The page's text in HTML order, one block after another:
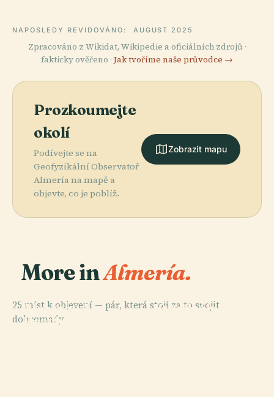
NAPOSLEDY REVIDOVÁNO: AUGUST 2025
Zpracováno z Wikidat, Wikipedie a oficiálních zdrojů ·
fakticky ověřeno · Jak tvoříme naše průvodce →
Prozkoumejte
okolí
Podívejte se na
Geofyzikální Observatoř
Almería na mapě a
objevte, co je poblíž.
Zobrazit mapu
More inAlmería.
25 míst k objevení — pár, která stojí za to spojit
dohromady.
PLACE
Stadion
Alcazaba A
Hradby Cerro
Katedrální